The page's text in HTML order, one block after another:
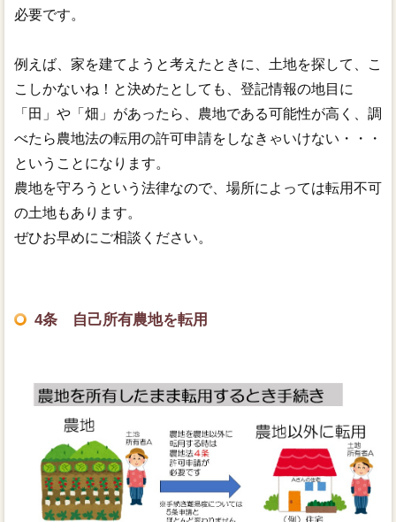
必要です。
例えば、家を建てようと考えたときに、土地を探して、こ
こしかないね！と決めたとしても、登記情報の地目に
「田」や「畑」があったら、農地である可能性が高く、調
べたら農地法の転用の許可申請をしなきゃいけない・・・
ということになります。
農地を守ろうという法律なので、場所によっては転用不可
の土地もあります。
ぜひお早めにご相談ください。
4条 自己所有農地を転用